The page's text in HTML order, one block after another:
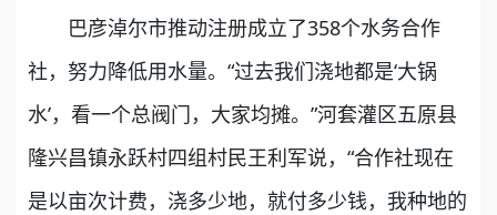
巴彦淖尔市推动注册成立了358个水务合作
社，努力降低用水量。“过去我们浇地都是‘大锅
水’，看一个总阀门，大家均摊。”河套灌区五原县
隆兴昌镇永跃村四组村民王利军说，“合作社现在
是以亩次计费，浇多少地，就付多少钱，我种地的